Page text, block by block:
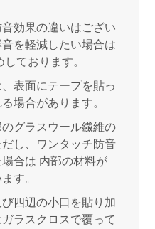
効果の違いはござい
を軽減したい場合は
ております。
表面にテープを貼っ
場合があります。
グラスウール繊維の
し、ワンタッチ防音
合は 内部の材料が
す。
四辺の小口を貼り加
ラスクロスで覆って